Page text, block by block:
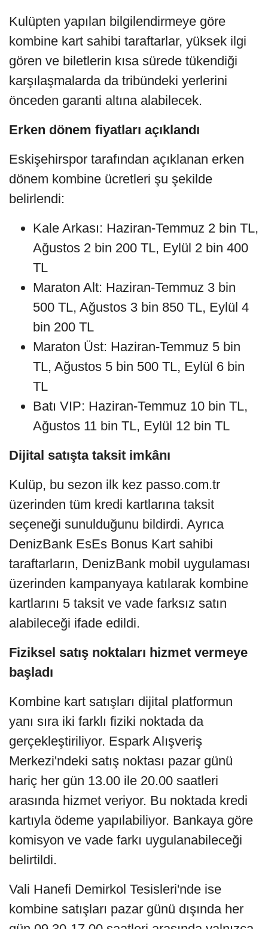
Kulüpten yapılan bilgilendirmeye göre
kombine kart sahibi taraftarlar, yüksek ilgi
gören ve biletlerin kısa sürede tükendiği
karşılaşmalarda da tribündeki yerlerini
önceden garanti altına alabilecek.
Erken dönem fiyatları açıklandı
Eskişehirspor tarafından açıklanan erken
dönem kombine ücretleri şu şekilde
belirlendi:
Kale Arkası: Haziran-Temmuz 2 bin TL,
Ağustos 2 bin 200 TL, Eylül 2 bin 400
TL
Maraton Alt: Haziran-Temmuz 3 bin
500 TL, Ağustos 3 bin 850 TL, Eylül 4
bin 200 TL
Maraton Üst: Haziran-Temmuz 5 bin
TL, Ağustos 5 bin 500 TL, Eylül 6 bin
TL
Batı VIP: Haziran-Temmuz 10 bin TL,
Ağustos 11 bin TL, Eylül 12 bin TL
Dijital satışta taksit imkânı
Kulüp, bu sezon ilk kez passo.com.tr
üzerinden tüm kredi kartlarına taksit
seçeneği sunulduğunu bildirdi. Ayrıca
DenizBank EsEs Bonus Kart sahibi
taraftarların, DenizBank mobil uygulaması
üzerinden kampanyaya katılarak kombine
kartlarını 5 taksit ve vade farksız satın
alabileceği ifade edildi.
Fiziksel satış noktaları hizmet vermeye
başladı
Kombine kart satışları dijital platformun
yanı sıra iki farklı fiziki noktada da
gerçekleştiriliyor. Espark Alışveriş
Merkezi'ndeki satış noktası pazar günü
hariç her gün 13.00 ile 20.00 saatleri
arasında hizmet veriyor. Bu noktada kredi
kartıyla ödeme yapılabiliyor. Bankaya göre
komisyon ve vade farkı uygulanabileceği
belirtildi.
Vali Hanefi Demirkol Tesisleri'nde ise
kombine satışları pazar günü dışında her